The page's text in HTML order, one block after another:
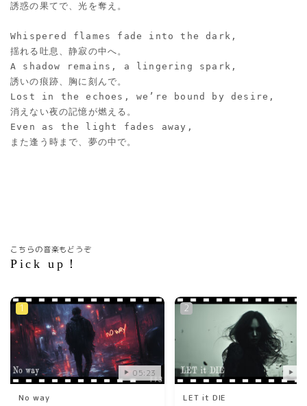
誘惑の果てで、光を奪え。
Whispered flames fade into the dark,
揺れる吐息、静寂の中へ。
A shadow remains, a lingering spark,
誘いの痕跡、胸に刻んで。
Lost in the echoes, we’re bound by desire,
消えない夜の記憶が燃える。
Even as the light fades away,
また逢う時まで、夢の中で。
こちらの音楽もどうぞ
Pick up！
05:23
No way LET it DIE